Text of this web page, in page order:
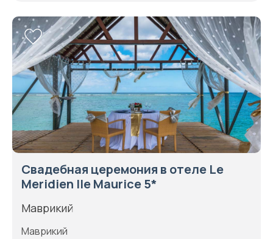
Свадебная церемония в отеле Le
Meridien Ile Maurice 5*
Маврикий
Маврикий